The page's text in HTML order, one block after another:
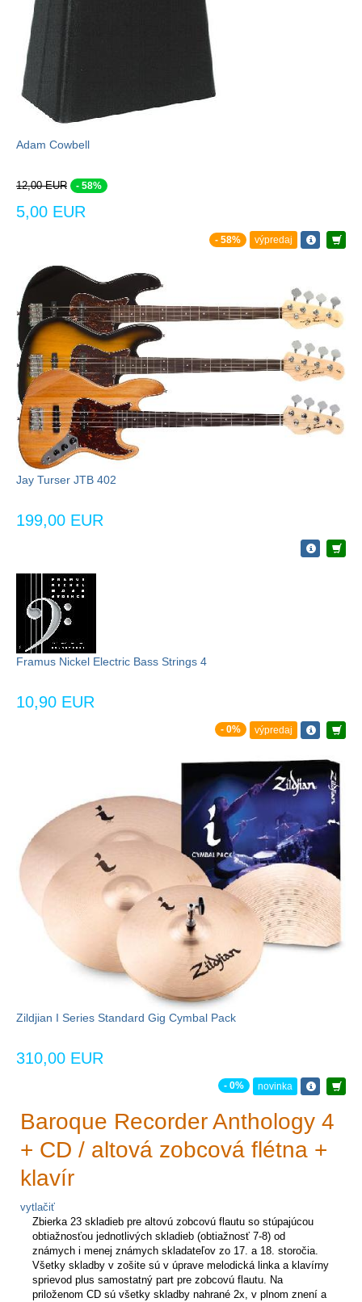
Adam Cowbell
12,00 EUR - 58%
5,00 EUR
- 58% výpredaj
Jay Turser JTB 402
199,00 EUR
Framus Nickel Electric Bass Strings 4
10,90 EUR
- 0% výpredaj
Zildjian I Series Standard Gig Cymbal Pack
310,00 EUR
- 0% novinka
Baroque Recorder Anthology 4
+ CD / altová zobcová flétna +
klavír
vytlačiť
Zbierka 23 skladieb pre altovú zobcovú flautu so stúpajúcou
obtiažnosťou jednotlivých skladieb (obtiažnosť 7-8) od
známych i menej známych skladateľov zo 17. a 18. storočia.
Všetky skladby v zošite sú v úprave melodická linka a klavírny
sprievod plus samostatný part pre zobcovú flautu. Na
priloženom CD sú všetky skladby nahrané 2x, v plnom znení a